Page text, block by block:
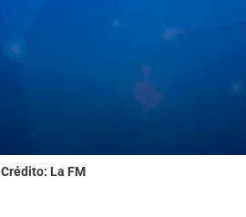
Crédito: La FM